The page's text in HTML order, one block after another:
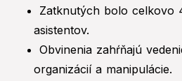
Zatknutých bolo celkovo
asistentov.
Obvinenia zahŕňajú
organizácií a manipulácie.